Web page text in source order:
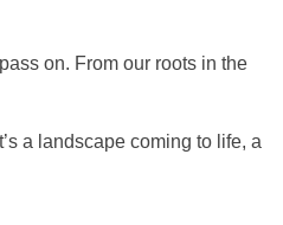
on. From our roots in the
a landscape coming to life, a